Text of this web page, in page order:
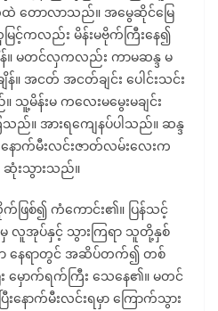
က်ထဲ တောလာသည်။ အမွေဆိုင်မြေ
ြင့်ကလည်း မိန်းမဗိုက်ကြီးနေ၍
မတင်လှကလည်း ကာမဆန္ဒ မ
အငတ် အငတ်ချင်း ပေါင်းသင်း
သူ့မိန်းမ ကလေးမမွေးမချင်း
သည်။ အားရကျေနပ်ပါသည်။ ဆန္ဒ
ာက်မီးလင်းဇာတ်လမ်းလေးက
ဆုံးသွားသည်။
ြစ်၍ ကံကောင်း၏။ ပြန်သင့်
ပ်မှ လူအုပ်နှင့် သွားကြရာ သူတို့နှစ်
ော နေရာတွင် အဆိပ်တက်၍ တစ်
မှောက်ရက်ကြီး သေနေ၏။ မတင်
နောက်မီးလင်းရမှာ ကြောက်သွား